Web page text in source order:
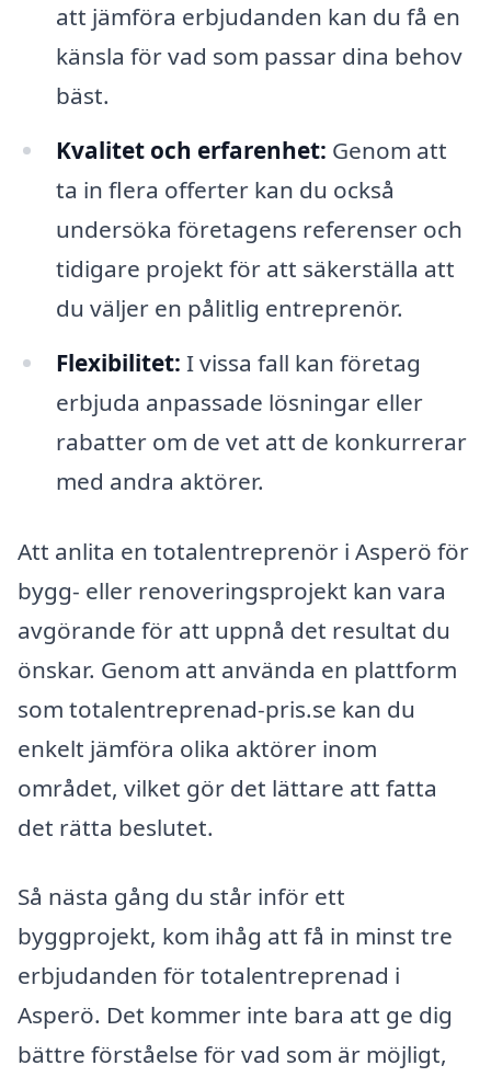
att jämföra erbjudanden kan du få en
känsla för vad som passar dina behov
bäst.
Kvalitet och erfarenhet: Genom att
ta in flera offerter kan du också
undersöka företagens referenser och
tidigare projekt för att säkerställa att
du väljer en pålitlig entreprenör.
Flexibilitet: I vissa fall kan företag
erbjuda anpassade lösningar eller
rabatter om de vet att de konkurrerar
med andra aktörer.
Att anlita en totalentreprenör i Asperö för
bygg- eller renoveringsprojekt kan vara
avgörande för att uppnå det resultat du
önskar. Genom att använda en plattform
som totalentreprenad-pris.se kan du
enkelt jämföra olika aktörer inom
området, vilket gör det lättare att fatta
det rätta beslutet.
Så nästa gång du står inför ett
byggprojekt, kom ihåg att få in minst tre
erbjudanden för totalentreprenad i
Asperö. Det kommer inte bara att ge dig
bättre förståelse för vad som är möjligt,